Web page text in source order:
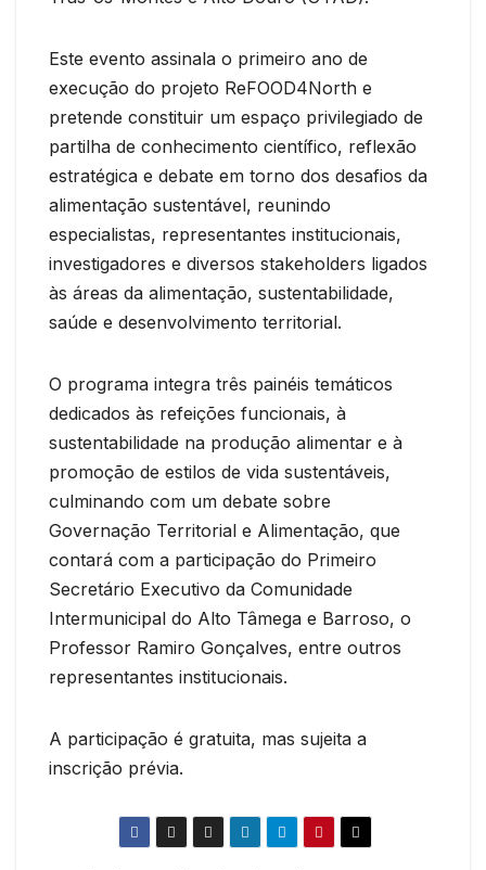
Este evento assinala o primeiro ano de
execução do projeto ReFOOD4North e
pretende constituir um espaço privilegiado de
partilha de conhecimento científico, reflexão
estratégica e debate em torno dos desafios da
alimentação sustentável, reunindo
especialistas, representantes institucionais,
investigadores e diversos stakeholders ligados
às áreas da alimentação, sustentabilidade,
saúde e desenvolvimento territorial.
O programa integra três painéis temáticos
dedicados às refeições funcionais, à
sustentabilidade na produção alimentar e à
promoção de estilos de vida sustentáveis,
culminando com um debate sobre
Governação Territorial e Alimentação, que
contará com a participação do Primeiro
Secretário Executivo da Comunidade
Intermunicipal do Alto Tâmega e Barroso, o
Professor Ramiro Gonçalves, entre outros
representantes institucionais.
A participação é gratuita, mas sujeita a
inscrição prévia.